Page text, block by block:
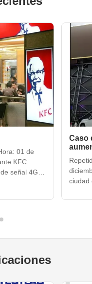
01 de
KFC
señal 4G
Caso
ciudad
datos